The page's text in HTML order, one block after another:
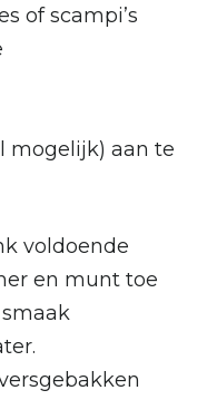
of scampi’s
mogelijk) aan te
voldoende
en munt toe